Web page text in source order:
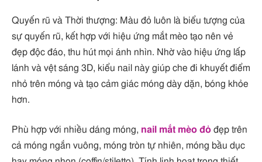
Quyến rũ và Thời thượng: Màu đỏ luôn là biểu tượng của
sự quyến rũ, kết hợp với hiệu ứng mắt mèo tạo nên vẻ
đẹp độc đáo, thu hút mọi ánh nhìn. Nhờ vào hiệu ứng lấp
lánh và vệt sáng 3D, kiểu nail này giúp che đi khuyết điểm
nhỏ trên móng và tạo cảm giác móng dày dặn, bóng khỏe
hơn.
Phù hợp với nhiều dáng móng, nail mắt mèo đỏ đẹp trên
cả móng ngắn vuông, móng tròn tự nhiên, móng bầu dục